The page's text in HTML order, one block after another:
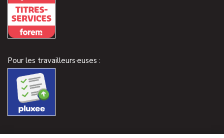
Pour les travailleurs·euses :